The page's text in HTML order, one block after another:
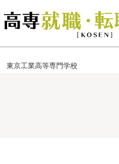
京工業高等専門学校